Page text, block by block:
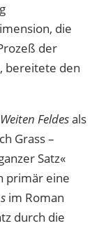
die
der
bereitete den
Weiten Feldesals
Grass –
Satz«
primär eine
im Roman
durch die